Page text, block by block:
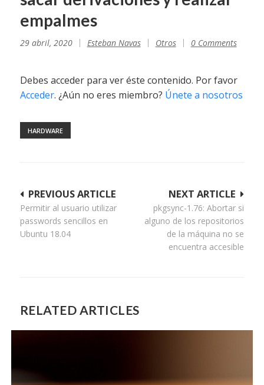
empalmes
29 abril, 2020 Esteban Navas Otros 0 Comments
Debes acceder para ver éste contenido. Por favor
Acceder. ¿Aún no eres miembro? Únete a nosotros
HARDWARE
Navegación
de
entradas
NEXT ARTICLE
pkgsync-1.76: Abortar si
alguno de los repositorios
de la máquina no se
encuentra accesible
PREVIOUS ARTICLE
Permitir al usuario utilizar
passwords sencillos en
Ubuntu 18.04
RELATED ARTICLES